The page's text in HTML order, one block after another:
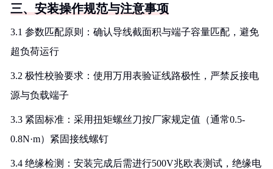
三、安装操作规范与注意事项
3.1 参数匹配原则：确认导线截面积与端子容量匹配，避免
超负荷运行
3.2 极性校验要求：使用万用表验证线路极性，严禁反接电
源与负载端子
3.3 紧固标准：采用扭矩螺丝刀按厂家规定值（通常0.5-
0.8N·m）紧固接线螺钉
3.4 绝缘检测：安装完成后需进行500V兆欧表测试，绝缘电